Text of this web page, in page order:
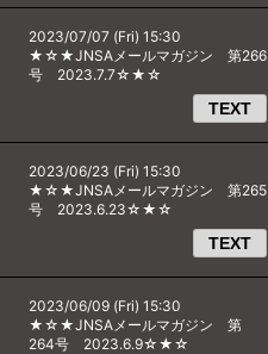
2023/07/07 (Fri) 15:30
★☆★JNSAメールマガジン 第266
号 2023.7.7☆★☆
TEXT
2023/06/23 (Fri) 15:30
★☆★JNSAメールマガジン 第265
号 2023.6.23☆★☆
TEXT
2023/06/09 (Fri) 15:30
★☆★JNSAメールマガジン 第
264号 2023.6.9☆★☆